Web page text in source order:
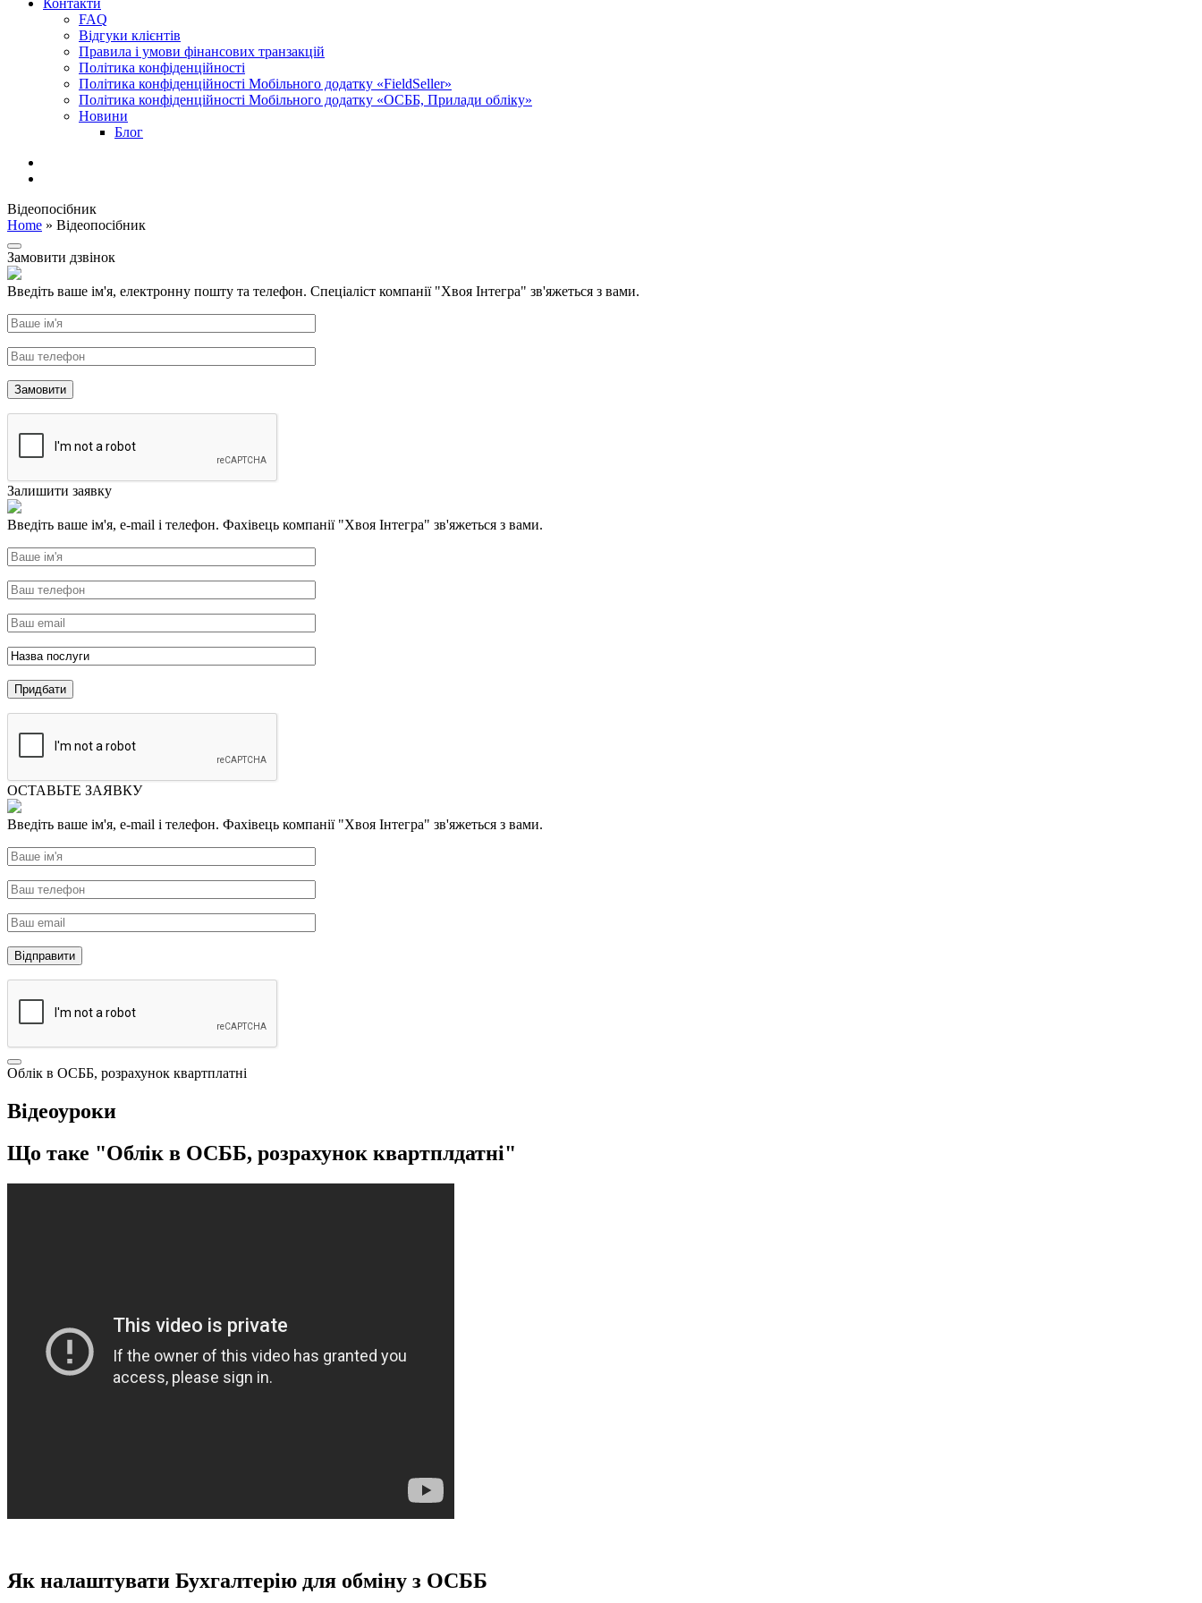
Контакти
FAQ
Відгуки клієнтів
Правила і умови фінансових транзакцій
Політика конфіденційності
Політика конфіденційності Мобільного додатку «FieldSeller»
Політика конфіденційності Мобільного додатку «ОСББ, Прилади обліку»
Новини
Блог
Відеопосібник
Home » Відеопосібник
Замовити дзвінок
Введіть ваше ім'я, електронну пошту та телефон. Спеціаліст компанії "Хвоя Інтегра" зв'яжеться з вами.
Залишити заявку
Введіть ваше ім'я, e-mail і телефон. Фахівець компанії "Хвоя Інтегра" зв'яжеться з вами.
ОСТАВЬТЕ ЗАЯВКУ
Введіть ваше ім'я, e-mail і телефон. Фахівець компанії "Хвоя Інтегра" зв'яжеться з вами.
Облік в ОСББ, розрахунок квартплатні
Відеоуроки
Що таке "Облік в ОСББ, розрахунок квартплдатні"
Як налаштувати Бухгалтерію для обміну з ОСББ